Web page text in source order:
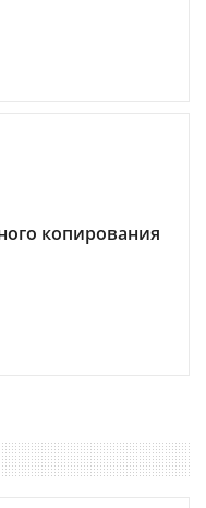
копирования